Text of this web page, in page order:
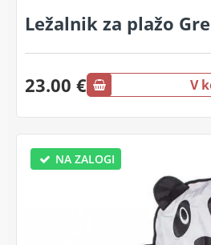
Ležalnik za plažo
23.00 € V
NA ZALOGI